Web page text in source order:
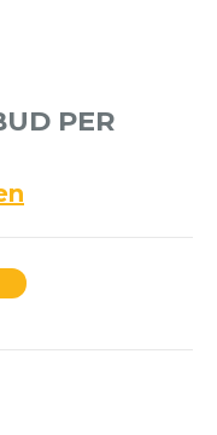
PER
aantal